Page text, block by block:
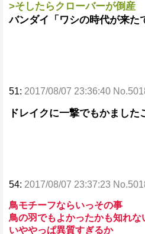
>そしたらクローバーが倒産
バンダイ「ワシの時代が来た
51: 2017/08/07 23:36:40
ドレイクに一撃でもかました
54: 2017/08/07 23:37:23
鳥モチーフならいっその事
鳥の羽でもよかったかも知れな
いややっぱ異質すぎるか